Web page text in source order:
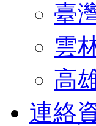
臺
雲
高
連絡